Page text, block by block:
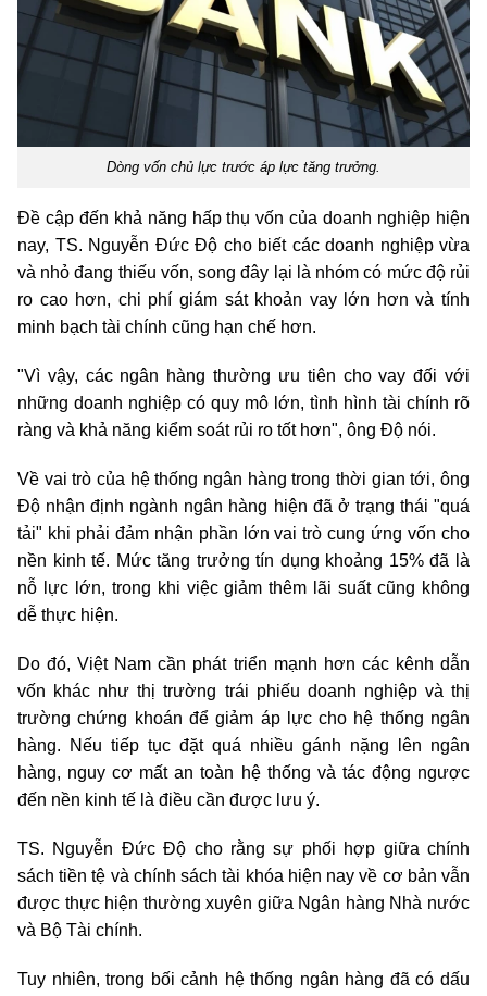
Dòng vốn chủ lực trước áp lực tăng trưởng.
Đề cập đến khả năng hấp thụ vốn của doanh nghiệp hiện
nay, TS. Nguyễn Đức Độ cho biết các doanh nghiệp vừa
và nhỏ đang thiếu vốn, song đây lại là nhóm có mức độ rủi
ro cao hơn, chi phí giám sát khoản vay lớn hơn và tính
minh bạch tài chính cũng hạn chế hơn.
"Vì vậy, các ngân hàng thường ưu tiên cho vay đối với
những doanh nghiệp có quy mô lớn, tình hình tài chính rõ
ràng và khả năng kiểm soát rủi ro tốt hơn", ông Độ nói.
Về vai trò của hệ thống ngân hàng trong thời gian tới, ông
Độ nhận định ngành ngân hàng hiện đã ở trạng thái "quá
tải" khi phải đảm nhận phần lớn vai trò cung ứng vốn cho
nền kinh tế. Mức tăng trưởng tín dụng khoảng 15% đã là
nỗ lực lớn, trong khi việc giảm thêm lãi suất cũng không
dễ thực hiện.
Do đó, Việt Nam cần phát triển mạnh hơn các kênh dẫn
vốn khác như thị trường trái phiếu doanh nghiệp và thị
trường chứng khoán để giảm áp lực cho hệ thống ngân
hàng. Nếu tiếp tục đặt quá nhiều gánh nặng lên ngân
hàng, nguy cơ mất an toàn hệ thống và tác động ngược
đến nền kinh tế là điều cần được lưu ý.
TS. Nguyễn Đức Độ cho rằng sự phối hợp giữa chính
sách tiền tệ và chính sách tài khóa hiện nay về cơ bản vẫn
được thực hiện thường xuyên giữa Ngân hàng Nhà nước
và Bộ Tài chính.
Tuy nhiên, trong bối cảnh hệ thống ngân hàng đã có dấu